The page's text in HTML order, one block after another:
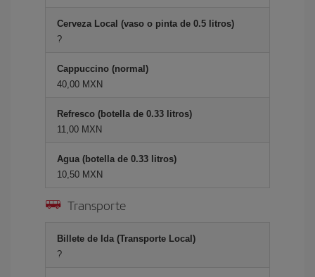
Cerveza Local (vaso o pinta de 0.5 litros)
?
Cappuccino (normal)
40,00 MXN
Refresco (botella de 0.33 litros)
11,00 MXN
Agua (botella de 0.33 litros)
10,50 MXN
Transporte
Billete de Ida (Transporte Local)
?